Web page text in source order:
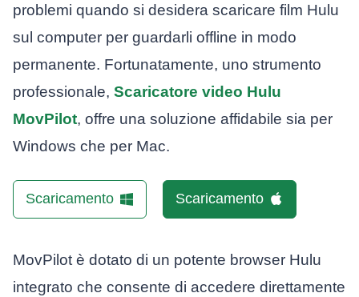
problemi quando si desidera scaricare film Hulu
sul computer per guardarli offline in modo
permanente. Fortunatamente, uno strumento
professionale, Scaricatore video Hulu
MovPilot, offre una soluzione affidabile sia per
Windows che per Mac.
Scaricamento Scaricamento
MovPilot è dotato di un potente browser Hulu
integrato che consente di accedere direttamente